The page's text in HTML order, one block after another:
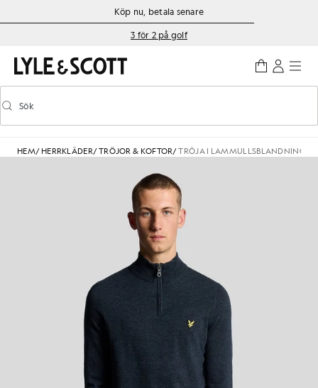
Gå direkt till huvudinnehållet
Information om tillgänglighetKöp nu, betala senare
3 för 2 på golf
Aktivera/inaktivera prediktiv sökning
Sök
HEM/ HERRKLÄDER/TRÖJOR & KOFTOR/TRÖJA I LAMMULLSBLANDNING